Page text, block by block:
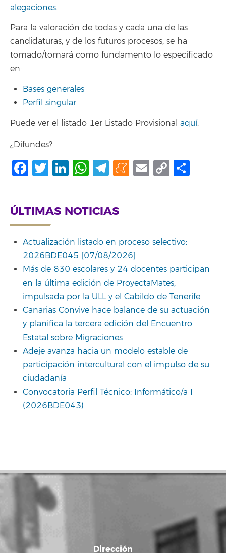
alegaciones.
Para la valoración de todas y cada una de las
candidaturas, y de los futuros procesos, se ha
tomado/tomará como fundamento lo especificado
en:
Bases generales
Perfil singular
Puede ver el listado 1er Listado Provisional aquí.
¿Difundes?
Facebook
Twitter
LinkedIn
WhatsApp
Telegram
Meneame
Email
Copy
ÚLTIMAS NOTICIAS
Actualización listado en proceso selectivo:
2026BDE045 [07/08/2026]
Más de 830 escolares y 24 docentes participan
en la última edición de ProyectaMates,
impulsada por la ULL y el Cabildo de Tenerife
Canarias Convive hace balance de su actuación
y planifica la tercera edición del Encuentro
Estatal sobre Migraciones
Adeje avanza hacia un modelo estable de
participación intercultural con el impulso de su
ciudadanía
Convocatoria Perfil Técnico: Informático/a I
(2026BDE043)
Dirección